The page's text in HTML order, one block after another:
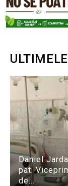
Daniel
pat.
de...